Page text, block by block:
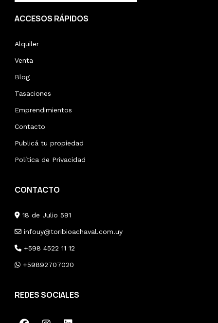
ACCESOS RÁPIDOS
Alquiler
Venta
Blog
Tasaciones
Emprendimientos
Contacto
Publicá tu propiedad
Política de Privacidad
CONTACTO
18 de Julio 591
infouy@toribioachaval.com.uy
+598 4522 11 12
+59892707020
REDES SOCIALES